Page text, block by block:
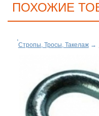
ПОХОЖИЕ
Стропы, Тросы, Такелаж→